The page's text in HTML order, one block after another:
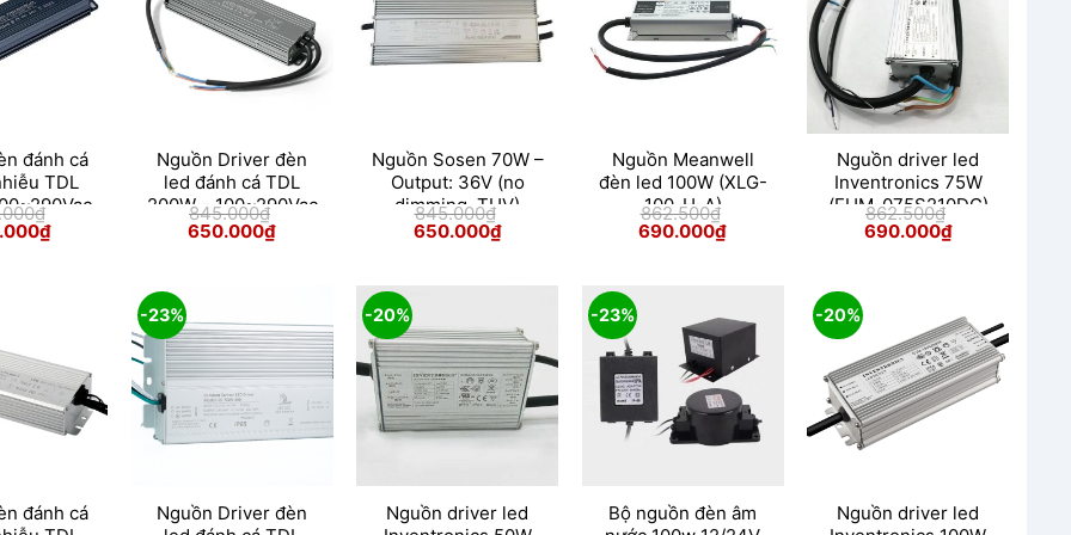
Skip
to
content
đánh cá
TDL
32Vdc
₫
₫Giá
hiện
Nguồn Driver đèn
led đánh cá TDL
200W – 100~290Vac
50/60Hz; Out 48Vdc
845.000₫
Giá
gốc
650.000₫Giá
Nguồn Sosen 70W –
Output: 36V (no
dimming, TUV)
845.000₫
Giá
gốc
650.000₫Giá
hiện
650.000₫.
Nguồn Meanwell
đèn led 100W (XLG-
100-H-A)
862.500₫
Giá
gốc
690.000₫Giá
Nguồn driver led
Inventronics 75W
(EUM-075S210DG)
862.500₫
Giá
gốc
690.000₫Giá
hiện
đánh cá
-23%
Nguồn Driver đèn
-20%
Nguồn driver led
-23%
Bộ nguồn đèn âm
-20%
Nguồn driver led